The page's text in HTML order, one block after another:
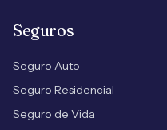
Seguros
Seguro Auto
Seguro Residencial
Seguro de Vida